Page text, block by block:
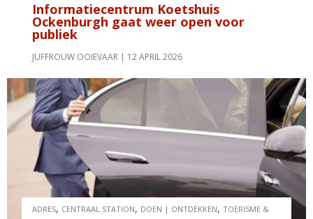
Informatiecentrum Koetshuis
Ockenburgh gaat weer open voor
publiek
JUFFROUW OOIEVAAR 12 APRIL 2026
ADRES, CENTRAAL STATION, DOEN | ONTDEKKEN,TOERISME &